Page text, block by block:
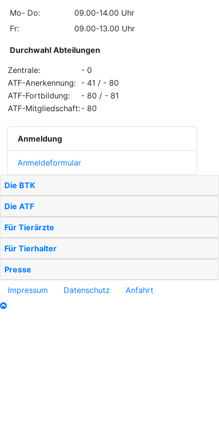
Mo- Do:
09.00-14.00 Uhr
Fr:
09.00-13.00 Uhr
Durchwahl Abteilungen
Zentrale:
- 0
ATF-Anerkennung: - 41 / - 80
ATF-Fortbildung:
- 80 / - 81
ATF-Mitgliedschaft:- 80
Anmeldung
Anmeldeformular
Die BTK
Die ATF
Für Tierärzte
Für Tierhalter
Presse
Impressum Datenschutz
Anfahrt
nach oben